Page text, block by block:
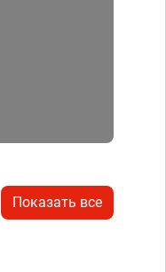
Показать все